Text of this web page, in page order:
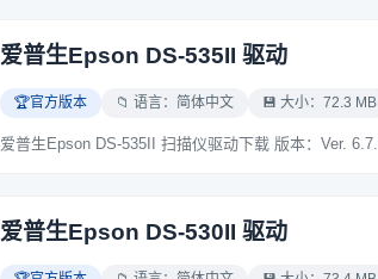
爱普生Epson DS-535II 驱动
🏆官方版本 📁 语言：简体中文 💾 大小：72.3 MB
爱普生Epson DS-530II 驱动